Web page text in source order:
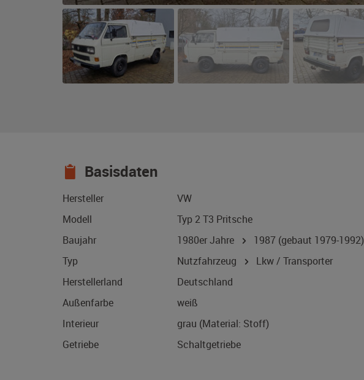
Basisdaten
Hersteller
VW
Modell
Typ 2 T3 Pritsche
Baujahr
1980er Jahre 1987 (gebaut 1979-1992)
Typ
Nutzfahrzeug
Lkw / Transporter
Herstellerland
Deutschland
Außenfarbe
weiß
Interieur
grau (Material: Stoff)
Getriebe
Schaltgetriebe